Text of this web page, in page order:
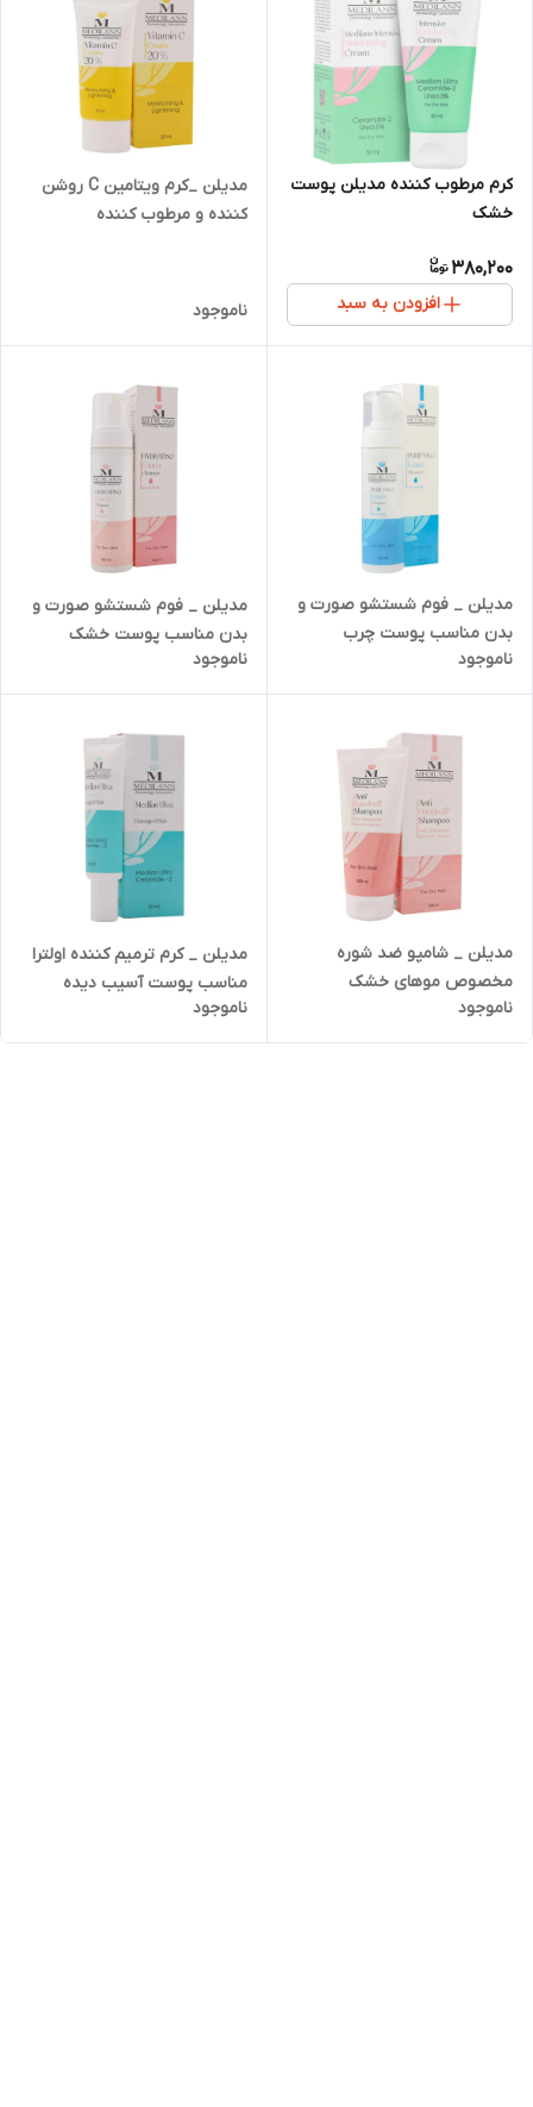
کرم مرطوب کننده مدیلن پوست
خشک
380,200
افزودن به سبد
مدیلن _کرم ویتامین C روشن
کننده و مرطوب کننده
ناموجود
مدیلن _ فوم شستشو صورت و
بدن مناسب پوست چرب
ناموجود
مدیلن _ فوم شستشو صورت و
بدن مناسب پوست خشک
ناموجود
مدیلن _ شامپو ضد شوره
مخصوص موهای خشک
ناموجود
مدیلن _ کرم ترمیم کننده اولترا
مناسب پوست آسیب دیده
ناموجود